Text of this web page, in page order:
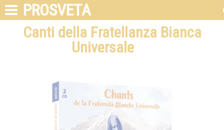
PROSVETA
Canti della Fratellanza Bianca
Universale